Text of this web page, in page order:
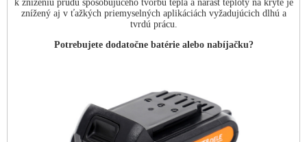
k zníženiu prúdu spôsobujúceho tvorbu tepla a nárast teploty na kryte je
znížený aj v ťažkých priemyselných aplikáciách vyžadujúcich dlhú a
tvrdú prácu.
Potrebujete dodatočne batérie alebo nabíjačku?